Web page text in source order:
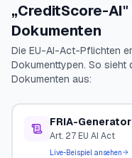
„CreditScore-AI
Dokumenten
Die EU-AI-Act-Pflichten
Dokumenttypen. So sieht
Dokumenten aus:
FRIA-Generator
Art. 27 EU AI Act
Live-Beispiel ansehen